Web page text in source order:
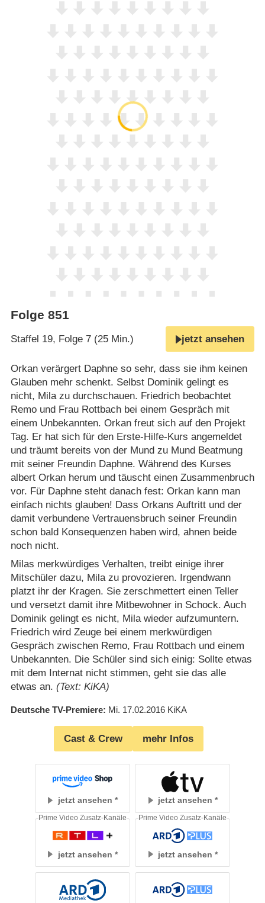
Folge 851
Staffel 19, Folge 7 (25 Min.) jetzt ansehen
Orkan verärgert Daphne so sehr, dass sie ihm keinen
Glauben mehr schenkt. Selbst Dominik gelingt es
nicht, Mila zu durchschauen. Friedrich beobachtet
Remo und Frau Rottbach bei einem Gespräch mit
einem Unbekannten. Orkan freut sich auf den Projekt
Tag. Er hat sich für den Erste-Hilfe-Kurs angemeldet
und träumt bereits von der Mund zu Mund Beatmung
mit seiner Freundin Daphne. Während des Kurses
albert Orkan herum und täuscht einen Zusammenbruch
vor. Für Daphne steht danach fest: Orkan kann man
einfach nichts glauben! Dass Orkans Auftritt und der
damit verbundene Vertrauensbruch seiner Freundin
schon bald Konsequenzen haben wird, ahnen beide
noch nicht.
Milas merkwürdiges Verhalten, treibt einige ihrer
Mitschüler dazu, Mila zu provozieren. Irgendwann
platzt ihr der Kragen. Sie zerschmettert einen Teller
und versetzt damit ihre Mitbewohner in Schock. Auch
Dominik gelingt es nicht, Mila wieder aufzumuntern.
Friedrich wird Zeuge bei einem merkwürdigen
Gespräch zwischen Remo, Frau Rottbach und einem
Unbekannten. Die Schüler sind sich einig: Sollte etwas
mit dem Internat nicht stimmen, geht sie das alle
etwas an. (Text: KiKA)
Deutsche TV-Premiere Mi. 17.02.2016 KiKA
Cast & Crew mehr Infos
jetzt ansehen jetzt ansehen
jetzt ansehen
Prime Video Zusatz-Kanäle
jetzt ansehen
Prime Video Zusatz-Kanäle